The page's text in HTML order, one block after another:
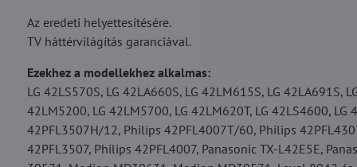
Az eredeti helyettesítésére.
TV háttérvilágítás garanciával.
Ezekhez a modellekhez alkalmas:
LG 42LS570S, LG 42LA660S, LG 42LM615S, LG 42LA691S,
42LM5200, LG 42LM5700, LG 42LM620T, LG 42LS4600,
42PFL3507H/12, Philips 42PFL4007T/60, Philips
42PFL3507, Philips 42PFL4007, Panasonic TX-L42E5E,